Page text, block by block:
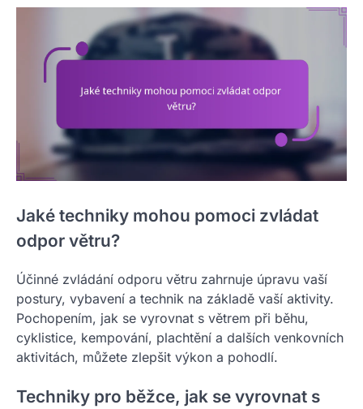
Jaké techniky mohou pomoci zvládat
odpor větru?
Účinné zvládání odporu větru zahrnuje úpravu vaší
postury, vybavení a technik na základě vaší aktivity.
Pochopením, jak se vyrovnat s větrem při běhu,
cyklistice, kempování, plachtění a dalších venkovních
aktivitách, můžete zlepšit výkon a pohodlí.
Techniky pro běžce, jak se vyrovnat s